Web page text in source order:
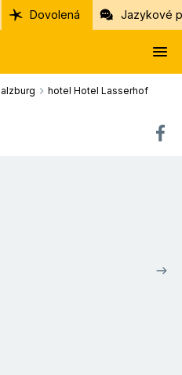
Dovolená Jazykové
hotel Hotel Lasserhof